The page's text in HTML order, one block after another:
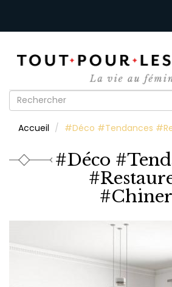
Formulaire
recherche
Accueil #Déco #Tendances
#Déco
#Chiner